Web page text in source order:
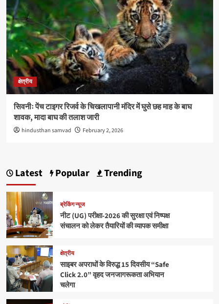
क्षेत्रीय
सिवनीः पेंच टाइगर रिजर्व के चिखलापानी मंदिर में घुसे छह माह के बाघ
शावक, मादा बाघ की तलाश जारी
hindusthan samvad February 2, 2026
Latest Popular Trending
ब्रेकिंग न्यूज
नीट (UG) परीक्षा-2026 की सुरक्षा एवं निष्पक्ष
संचालन को लेकर तैयारियों की व्यापक समीक्षा
क्षेत्रीय
साइबर अपराधों के विरुद्ध 15 दिवसीय “Safe
Click 2.0” वृहद जनजागरूकता अभियान
चलेगा